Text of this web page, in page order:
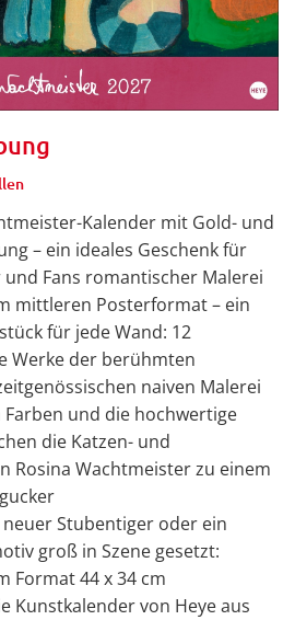
Kalender mit Gold- und
– ein ideales Geschenk für
Fans romantischer Malerei
mittleren Posterformat – ein
für jede Wand: 12
Werke der berühmten
naiven Malerei
und die hochwertige
die Katzen- und
Rosina Wachtmeister zu einem
neuer Stubentiger oder ein
groß in Szene gesetzt:
Format 44 x 34 cm
Kunstkalender von Heye aus